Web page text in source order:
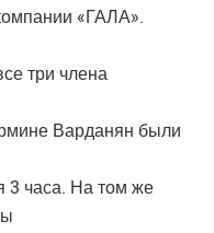
«ГАЛА».
три члена
Варданян были
3 часа. На том же